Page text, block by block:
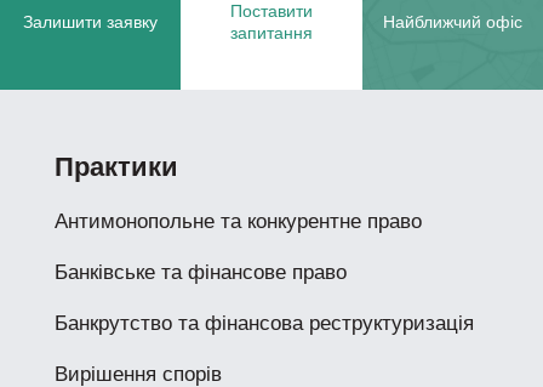
Залишити заявку
Поставити
запитання
Найближчий офіс
Практики
Антимонопольне та конкурентне право
Банківське та фінансове право
Банкрутство та фінансова реструктуризація
Вирішення спорів